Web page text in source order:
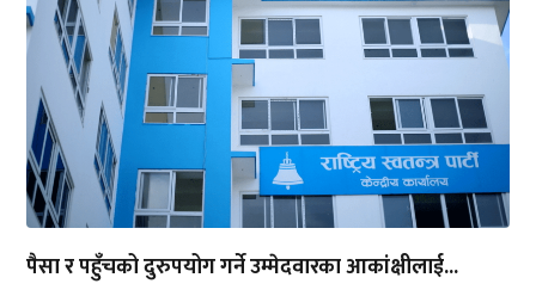
पैसा र पहुँचको दुरुपयोग गर्ने उम्मेदवारका आकांक्षीलाई...